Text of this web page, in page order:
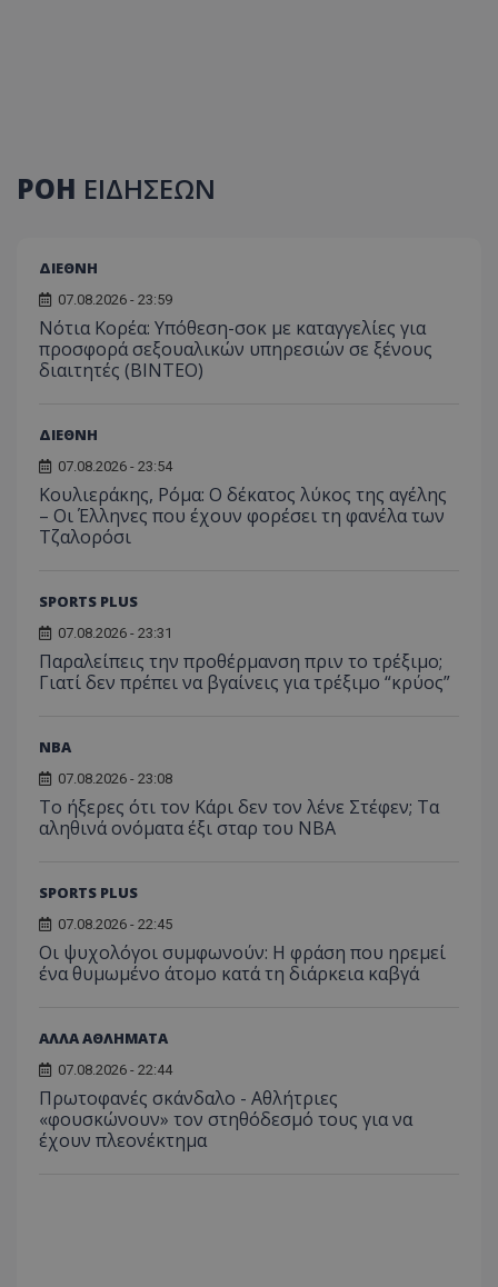
ΡΟΗ ΕΙΔΗΣΕΩΝ
ΔΙΕΘΝΗ
07.08.2026 - 23:59
Νότια Κορέα: Υπόθεση-σοκ με καταγγελίες για
προσφορά σεξουαλικών υπηρεσιών σε ξένους
διαιτητές (BINTEO)
ΔΙΕΘΝΗ
07.08.2026 - 23:54
Κουλιεράκης, Ρόμα: Ο δέκατος λύκος της αγέλης
– Οι Έλληνες που έχουν φορέσει τη φανέλα των
Τζαλορόσι
SPORTS PLUS
07.08.2026 - 23:31
Παραλείπεις την προθέρμανση πριν το τρέξιμο;
Γιατί δεν πρέπει να βγαίνεις για τρέξιμο “κρύος”
NBA
07.08.2026 - 23:08
Το ήξερες ότι τον Κάρι δεν τον λένε Στέφεν; Τα
αληθινά ονόματα έξι σταρ του NBA
SPORTS PLUS
07.08.2026 - 22:45
Οι ψυχολόγοι συμφωνούν: Η φράση που ηρεμεί
ένα θυμωμένο άτομο κατά τη διάρκεια καβγά
ΑΛΛΑ ΑΘΛΗΜΑΤΑ
07.08.2026 - 22:44
Πρωτοφανές σκάνδαλο - Aθλήτριες
«φουσκώνουν» τον στηθόδεσμό τους για να
έχουν πλεονέκτημα